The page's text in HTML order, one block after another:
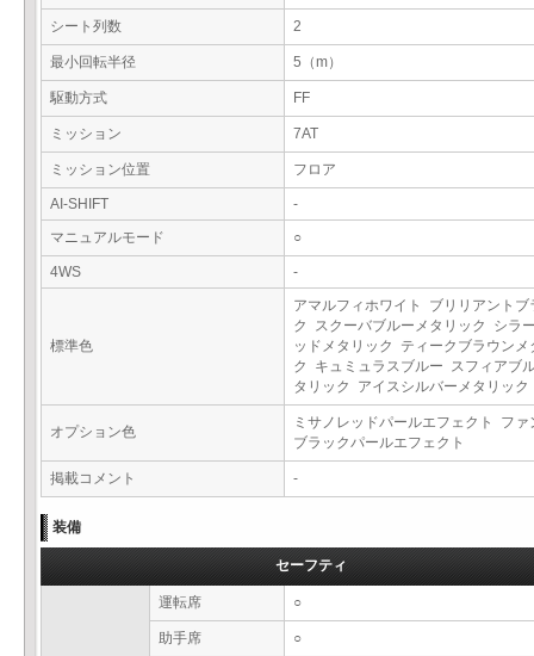
シート列数 2
最小回転半径 5（m）
駆動方式 FF
ミッション 7AT
ミッション位置 フロア
AI-SHIFT
-
マニュアルモード
○
4WS -
標準色
アマルフィホワイト ブリリアントブ
ク スクーバブルーメタリック シラ
ッドメタリック ティークブラウンメ
ク キュミュラスブルー スフィアブ
タリック アイスシルバーメタリッ
オプション色
ミサノレッドパールエフェクト ファ
ブラックパールエフェクト
掲載コメント -
装備
セーフティ
運転席 ○
助手席 ○